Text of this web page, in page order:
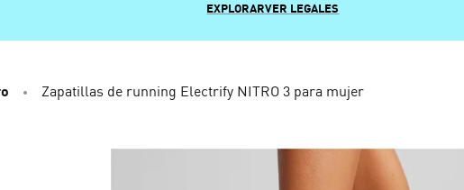
EXPLORARVER LEGALES
Zapatillas de running Electrify NITRO 3 para mujer